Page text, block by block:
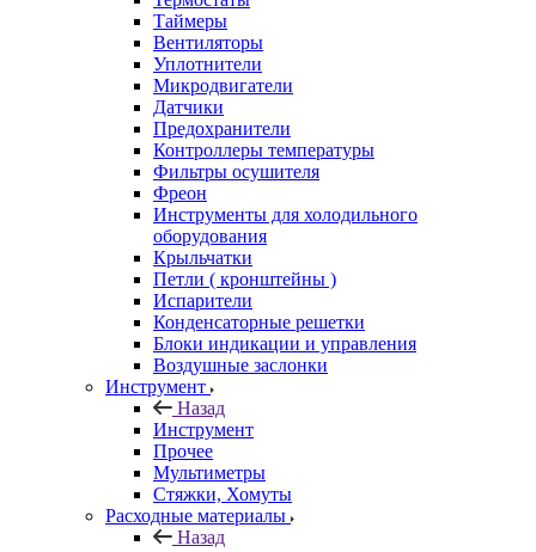
Таймеры
Вентиляторы
Уплотнители
Микродвигатели
Датчики
Предохранители
Контроллеры температуры
Фильтры осушителя
Фреон
Инструменты для холодильного
оборудования
Крыльчатки
Петли ( кронштейны )
Испарители
Конденсаторные решетки
Блоки индикации и управления
Воздушные заслонки
Инструмент
Назад
Инструмент
Прочее
Мультиметры
Стяжки, Хомуты
Расходные материалы
Назад